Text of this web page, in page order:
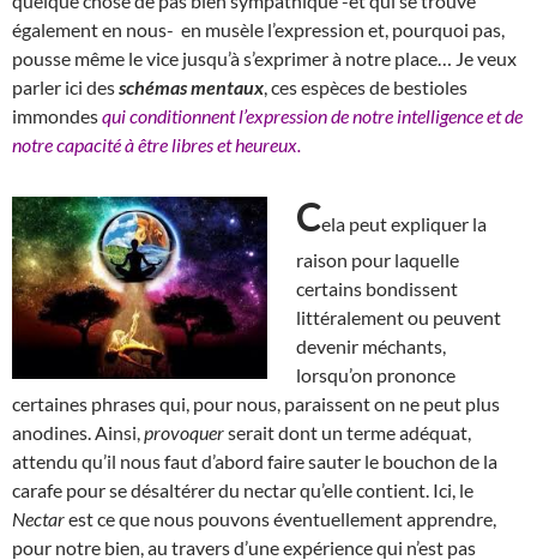
également en nous- en musèle l’expression et, pourquoi pas,
pousse même le vice jusqu’à s’exprimer à notre place… Je veux
parler ici desschémas mentaux , ces espèces de bestioles
immondesqui conditionnent l’expression de notre intelligence et de
notre capacité à être libres et heureux.
Cela peut expliquer la
raison pour laquelle
certains bondissent
littéralement ou peuvent
devenir méchants,
lorsqu’on prononce
certaines phrases qui, pour nous, paraissent on ne peut plus
anodines. Ainsi, provoquerserait dont un terme adéquat,
attendu qu’il nous faut d’abord faire sauter le bouchon de la
carafe pour se désaltérer du nectar qu’elle contient. Ici, le
Nectarest ce que nous pouvons éventuellement apprendre,
pour notre bien, au travers d’une expérience qui n’est pas